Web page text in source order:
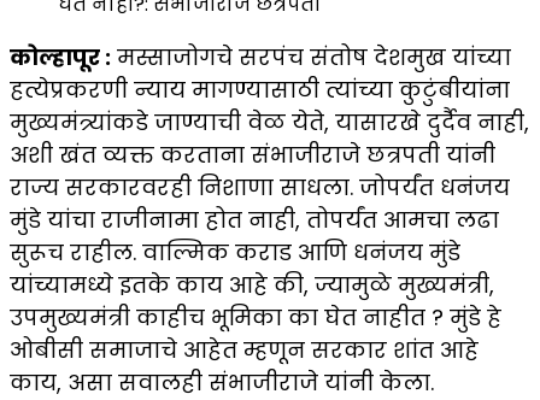
कोल्हापूर : मस्साजोगचे सरपंच संतोष देशमुख यांच्या
हत्येप्रकरणी न्याय मागण्यासाठी त्यांच्या कुटुंबीयांना
मुख्यमंत्र्यांकडे जाण्याची वेळ येते, यासारखे दुर्दैव नाही,
अशी खंत व्यक्त करताना संभाजीराजे छत्रपती यांनी
राज्य सरकारवरही निशाणा साधला. जोपर्यंत धनंजय
मुंडे यांचा राजीनामा होत नाही, तोपर्यंत आमचा लढा
सुरूच राहील. वाल्मिक कराड आणि धनंजय मुंडे
यांच्यामध्ये इतके काय आहे की, ज्यामुळे मुख्यमंत्री,
उपमुख्यमंत्री काहीच भूमिका का घेत नाहीत ? मुंडे हे
ओबीसी समाजाचे आहेत म्हणून सरकार शांत आहे
काय, असा सवालही संभाजीराजे यांनी केला.